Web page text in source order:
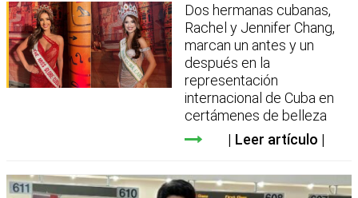
Dos hermanas cubanas,
Rachel y Jennifer Chang,
marcan un antes y un
después en la
representación
internacional de Cuba en
certámenes de belleza
Leer artículo